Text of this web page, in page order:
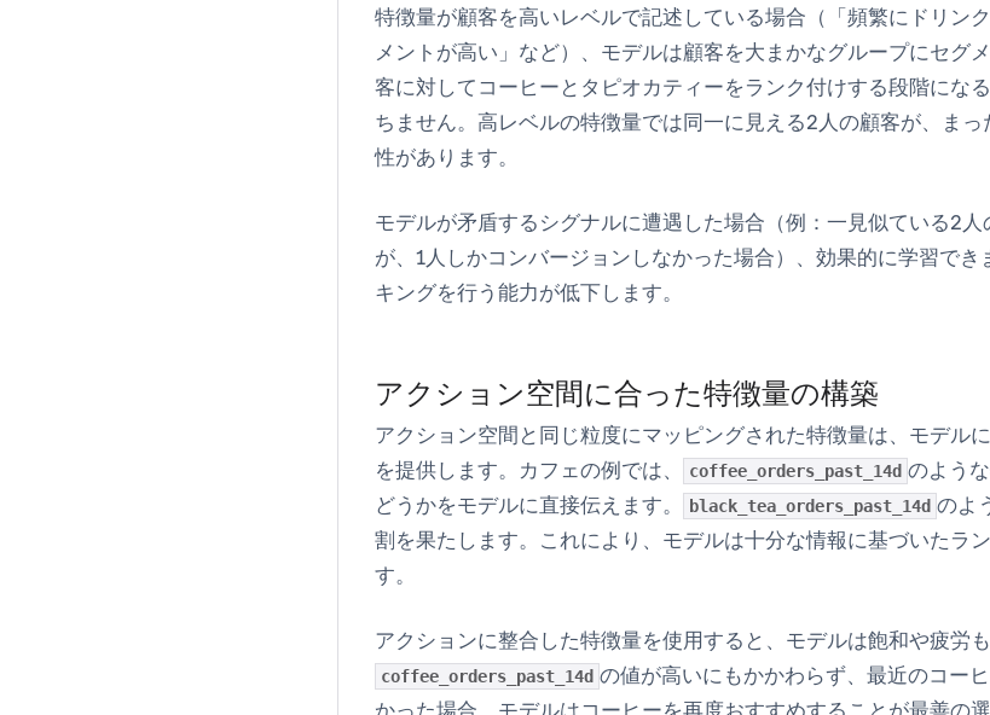
特徴量が顧客を高いレベルで記述している場合（「頻繁にドリン
メントが高い」など）、モデルは顧客を大まかなグループにセグ
客に対してコーヒーとタピオカティーをランク付けする段階にな
ちません。高レベルの特徴量では同一に見える2人の顧客が、ま
性があります。
モデルが矛盾するシグナルに遭遇した場合（例：一見似ている2
が、1人しかコンバージョンしなかった場合）、効果的に学習で
キングを行う能力が低下します。
アクション空間に合った特徴量の構築
アクション空間と同じ粒度にマッピングされた特徴量は、モデル
を提供します。カフェの例では、
coffee_orders_past_14d のよう
どうかをモデルに直接伝えます。
black_tea_orders_past_14d のよ
割を果たします。これにより、モデルは十分な情報に基づいたラ
す。
アクションに整合した特徴量を使用すると、モデルは飽和や疲労
coffee_orders_past_14d の値が高いにもかかわらず、最近のコー